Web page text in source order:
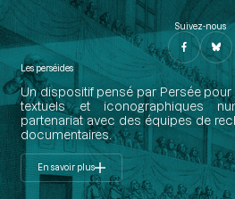
Suivez-nous
Les perséides
Un dispositif pensé par Persée
textuels et iconographiques
partenariat avec des équipes de
documentaires.
En savoir plus